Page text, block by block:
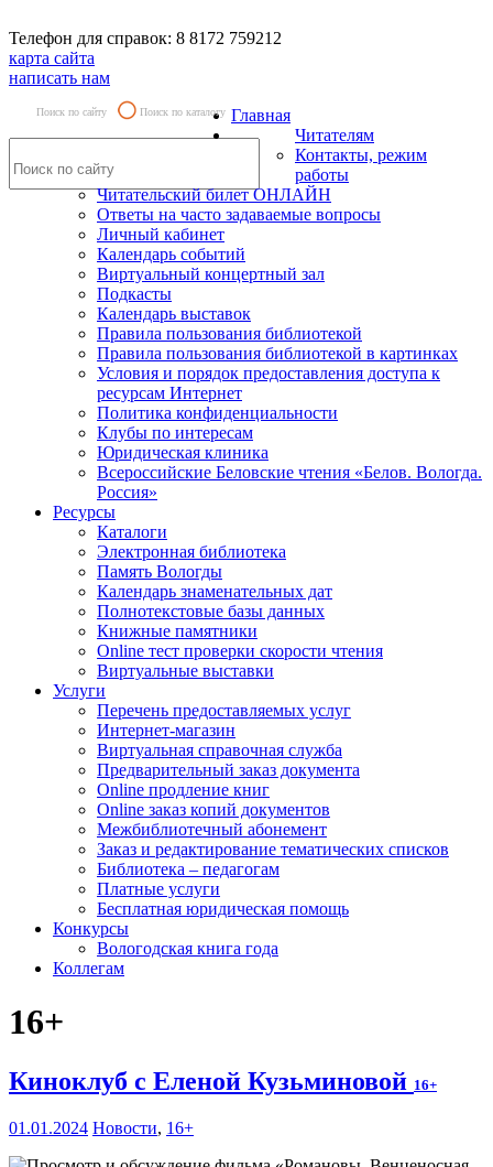
Телефон для справок: 8 8172 759212
карта сайта
написать нам
Поиск по сайту Поиск по каталогу Главная
Читателям
Контакты, режим
работы
Читательский билет ОНЛАЙН
Ответы на часто задаваемые вопросы
Личный кабинет
Календарь событий
Виртуальный концертный зал
Подкасты
Календарь выставок
Правила пользования библиотекой
Правила пользования библиотекой в картинках
Условия и порядок предоставления доступа к
ресурсам Интернет
Политика конфиденциальности
Клубы по интересам
Юридическая клиника
Всероссийские Беловские чтения «Белов. Вологда.
Россия»
Ресурсы
Каталоги
Электронная библиотека
Память Вологды
Календарь знаменательных дат
Полнотекстовые базы данных
Книжные памятники
Online тест проверки скорости чтения
Виртуальные выставки
Услуги
Перечень предоставляемых услуг
Интернет-магазин
Виртуальная справочная служба
Предварительный заказ документа
Online продление книг
Online заказ копий документов
Межбиблиотечный абонемент
Заказ и редактирование тематических списков
Библиотека – педагогам
Платные услуги
Бесплатная юридическая помощь
Конкурсы
Вологодская книга года
Коллегам
16+
Киноклуб с Еленой Кузьминовой 16+
01.01.2024 Новости, 16+